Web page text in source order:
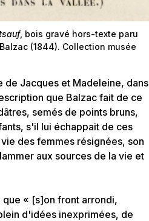
, bois gravé hors-texte paru
(1844). Collection musée
Jacques et Madeleine, dans
que Balzac fait de ce
semés de points bruns,
s'il lui échappait de ces
des femmes résignées, son
aux sources de la vie et
« [s]on front arrondi,
d'idées inexprimées, de